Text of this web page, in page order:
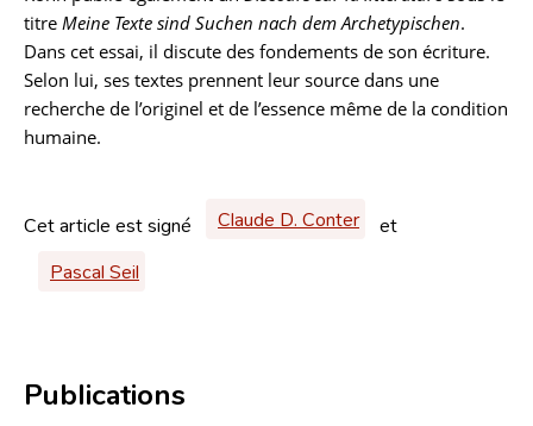
titre Meine Texte sind Suchen nach dem Archetypischen.
Dans cet essai, il discute des fondements de son écriture.
Selon lui, ses textes prennent leur source dans une
recherche de l’originel et de l’essence même de la condition
humaine.
Cet article est signé Claude D. Conter
et
Pascal Seil
Publications